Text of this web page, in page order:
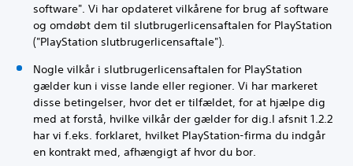
software". Vi har opdateret vilkårene for brug af software
og omdøbt dem til slutbrugerlicensaftalen for PlayStation
("PlayStation slutbrugerlicensaftale").
Nogle vilkår i slutbrugerlicensaftalen for PlayStation
gælder kun i visse lande eller regioner. Vi har markeret
disse betingelser, hvor det er tilfældet, for at hjælpe dig
med at forstå, hvilke vilkår der gælder for dig.I afsnit 1.2.2
har vi f.eks. forklaret, hvilket PlayStation-firma du indgår
en kontrakt med, afhængigt af hvor du bor.